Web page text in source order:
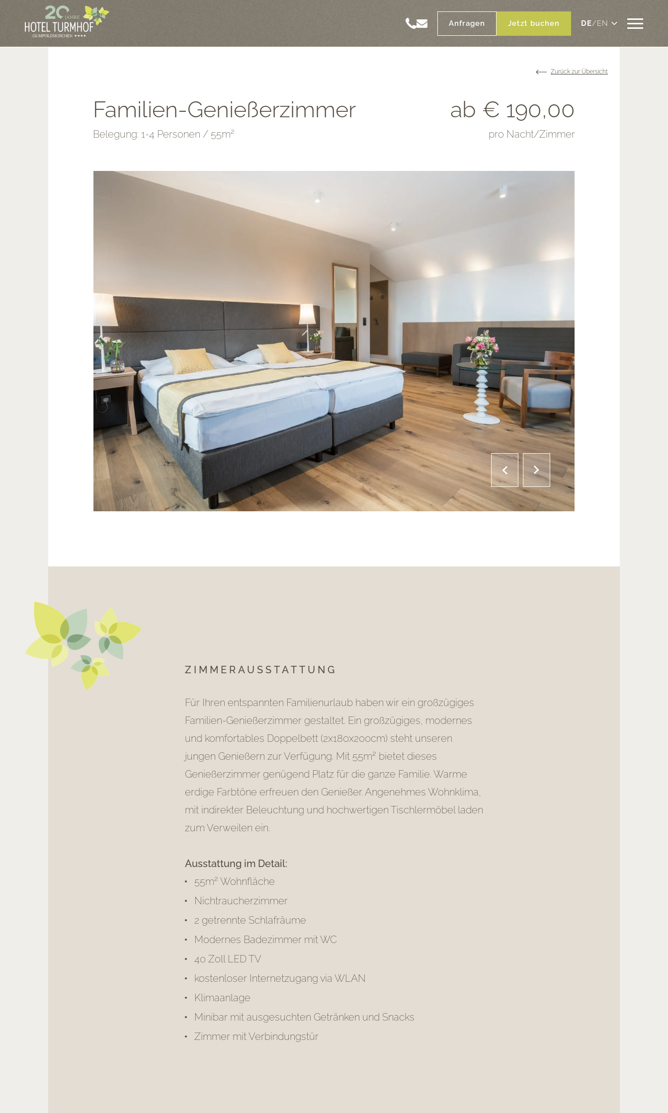
Anfragen Jetzt buchen DE/EN M
e
n
ü
Zurück zur Übersicht
Familien-Genießerzimmer
Belegung: 1-4 Personen / 55m²
ab € 190,00
pro Nacht/Zimmer
ZIMMERAUSSTATTUNG
Für Ihren entspannten Familienurlaub haben wir ein großzügiges
Familien-Genießerzimmer gestaltet. Ein großzügiges, modernes
und komfortables Doppelbett (2x180x200cm) steht unseren
jungen Genießern zur Verfügung. Mit 55m² bietet dieses
Genießerzimmer genügend Platz für die ganze Familie. Warme
erdige Farbtöne erfreuen den Genießer. Angenehmes Wohnklima,
mit indirekter Beleuchtung und hochwertigen Tischlermöbel laden
zum Verweilen ein.
Ausstattung im Detail:
55m² Wohnfläche
Nichtraucherzimmer
2 getrennte Schlafräume
Modernes Badezimmer mit WC
40 Zoll LED TV
kostenloser Internetzugang via WLAN
Klimaanlage
Minibar mit ausgesuchten Getränken und Snacks
Zimmer mit Verbindungstür